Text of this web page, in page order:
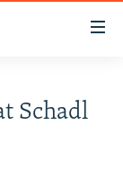
Schadl